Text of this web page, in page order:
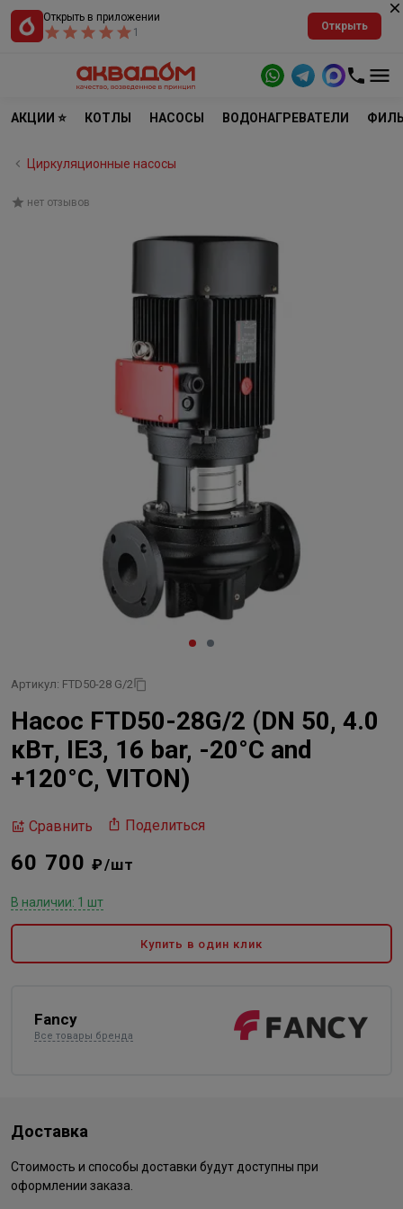
Открыть в приложении
1
Открыть
АКЦИИ ⭐ КОТЛЫ НАСОСЫ ВОДОНАГРЕВАТЕЛИ
Циркуляционные насосы
нет отзывов
Артикул: FTD50-28 G/2
Насос FTD50-28G/2 (DN 50, 4.0
кВт, IE3, 16 bar, -20°C and
+120°C, VITON)
Сравнить Поделиться
60 700₽/шт
В наличии: 1 шт
Купить в один клик
Fancy
Все товары бренда
Доставка
Стоимость и способы доставки будут доступны при
оформлении заказа.